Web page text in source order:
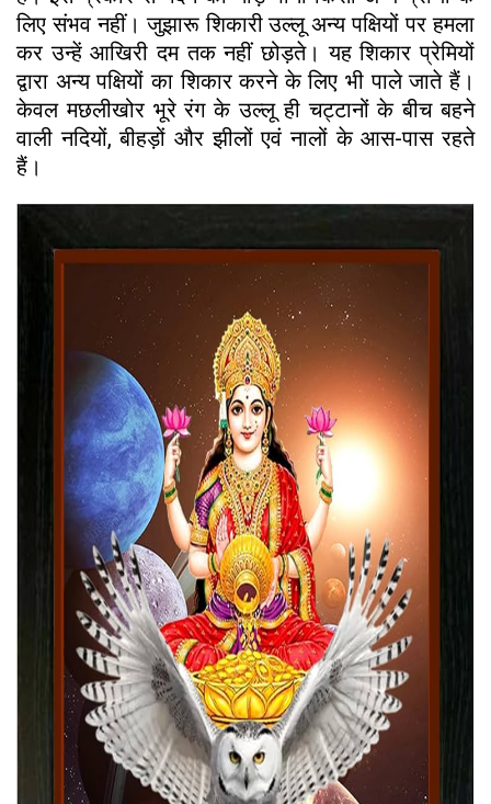
लिए संभव नहीं। जुझारू शिकारी उल्लू अन्य पक्षियों पर हमला
कर उन्हें आखिरी दम तक नहीं छोड़ते। यह शिकार प्रेमियों
द्वारा अन्य पक्षियों का शिकार करने के लिए भी पाले जाते हैं।
केवल मछलीखोर भूरे रंग के उल्लू ही चट्टानों के बीच बहने
वाली नदियों, बीहड़ों और झीलों एवं नालों के आस-पास रहते
हैं।